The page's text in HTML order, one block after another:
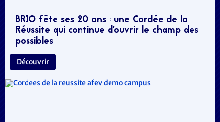
BRIO fête ses 20 ans : une Cordée de la
Réussite qui continue d’ouvrir le champ des
possibles
Découvrir